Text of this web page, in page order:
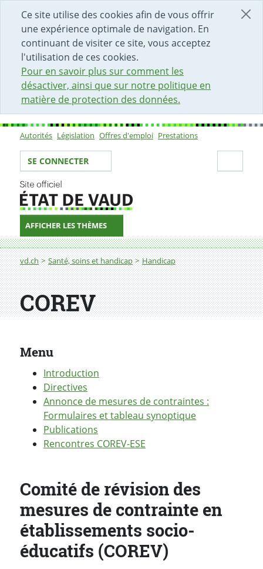
Ce site utilise des cookies afin de vous offrir
une expérience optimale de navigation. En
continuant de visiter ce site, vous acceptez
l'utilisation de ces cookies.
Pour en savoir plus sur comment les
désactiver, ainsi que sur notre politique en
matière de protection des données.
DÉBUT DU CONTENU DE LA PAGE
ACCÈS AU CHAMP DE RECHERCHE
PAGE D'ACCUEIL
FORMULAIRE DE CONTACT
Sous-navigation
Autorités Législation Offres d'emploi Prestations
Votre identité
SE CONNECTER
AFFICHER LES THÈMES
Fil d'Ariane
vd.ch Santé, soins et handicap Handicap
COREV
COREV
Menu
Introduction
Directives
Annonce de mesures de contraintes :
Formulaires et tableau synoptique
Publications
Rencontres COREV-ESE
Comité de révision des
mesures de contrainte en
établissements socio-
éducatifs (COREV)